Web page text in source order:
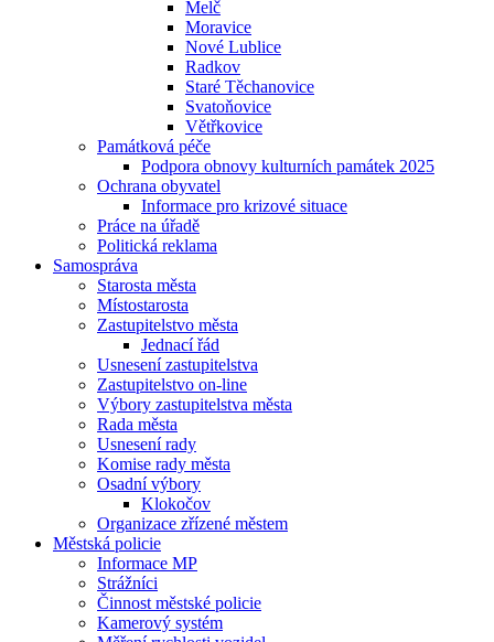
Melč
Moravice
Nové Lublice
Radkov
Staré Těchanovice
Svatoňovice
Větřkovice
Památková péče
Podpora obnovy kulturních památek 2025
Ochrana obyvatel
Informace pro krizové situace
Práce na úřadě
Politická reklama
Samospráva
Starosta města
Místostarosta
Zastupitelstvo města
Jednací řád
Usnesení zastupitelstva
Zastupitelstvo on-line
Výbory zastupitelstva města
Rada města
Usnesení rady
Komise rady města
Osadní výbory
Klokočov
Organizace zřízené městem
Městská policie
Informace MP
Strážníci
Činnost městské policie
Kamerový systém